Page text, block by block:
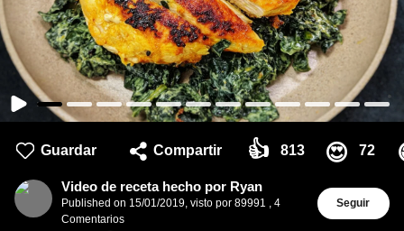
Guardar Compartir 👍 813 😍 72
Video de receta hecho por Ryan
Published on 15/01/2019, visto por 89991 , 4
Comentarios
Seguir